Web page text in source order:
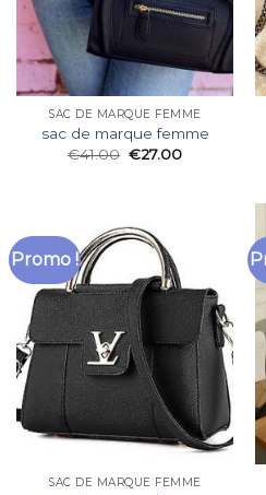
SAC DE MARQUE FEMME
sac de marque femme
€41.00 €27.00
Promo !
SAC DE MARQUE FEMME